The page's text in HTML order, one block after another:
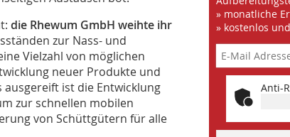
die Rhewum GmbH weihte ihr
zur Nass- und
Vielzahl von möglichen
neuer Produkte und
ist die Entwicklung
zur schnellen mobilen
von Schüttgütern für alle
» monatliche
» kostenlos
Anti-